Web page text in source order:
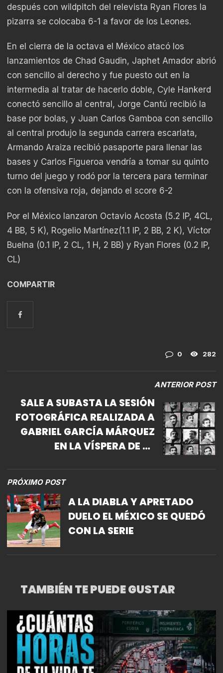
después con wildpitch del relevista Ryan Flores la
pizarra se colocaba 6-1 a favor de los Leones.
En el cierra de la octava el México atacó los
lanzamientos de Chad Gaudin, Japhet Amador abrió
con sencillo al derecho y fue puesto out en la
intermedia al tratar de hacerlo doble, Cyle Hankerd
conectó sencillo al central, Jorge Cantú recibió la
base por bolas, y Juan Carlos Gamboa con sencillo
al central produjo la segunda carrera escarlata,
Armando Araiza recibió pasaporte para llenar las
bases y Carlos Figueroa vendría a tomar su quinto
turno del juego y rodó por la tercera para terminar
con la ofensiva roja, dejando el score 6-2
Por el México lanzaron Octavio Acosta (5.2 IP, 4CL,
4 BB, 5 K), Rogelio Martínez(1.1 IP, 2 BB, 2 K), Víctor
Buelna (0.1 IP, 2 CL, 1 H, 2 BB) y Ryan Flores (0.2 IP,
CL)
COMPARTIR
0 282
ANTERIOR POST
SALE A SUBASTA LA SESIÓN
FOTOGRÁFICA REALIZADA A
GABRIEL GARCÍA MÁRQUEZ
EN LA VÍSPERA DE LA
PRÓXIMO POST
A LA DIABLA Y APRETADO
DUELO EL MÉXICO SE QUEDÓ
CON LA SERIE
TAMBIÉN TE PUEDE GUSTAR